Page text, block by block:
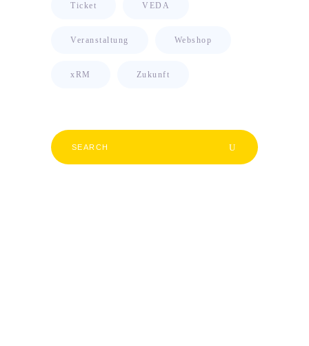
Ticket VEDA
Veranstaltung Webshop
xRM Zukunft